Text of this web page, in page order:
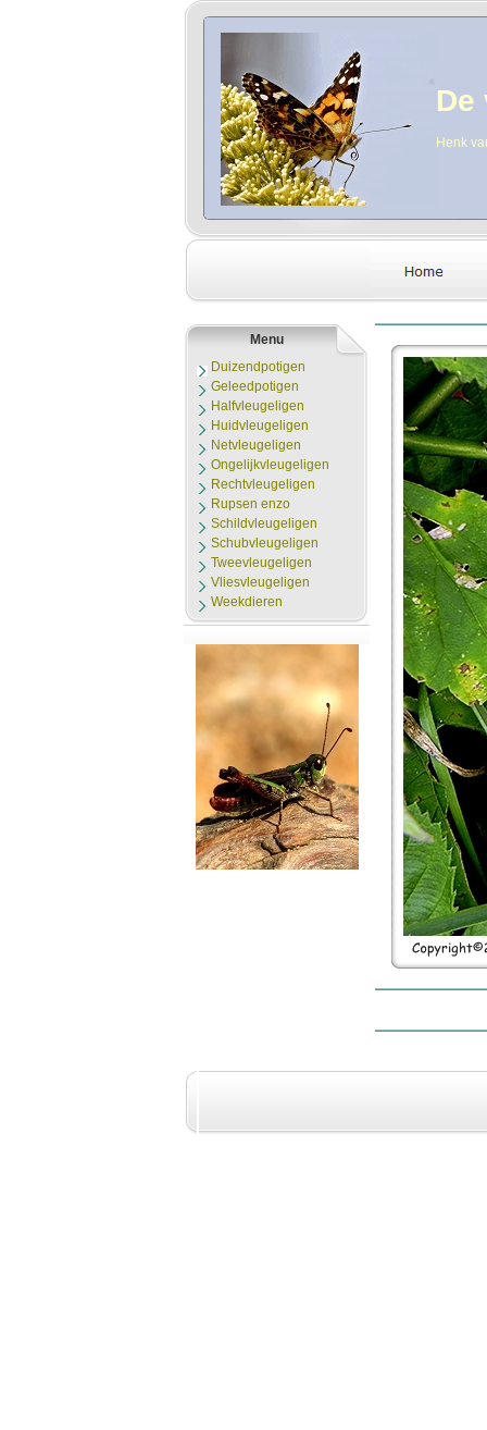
De
Henk
Menu
Duizendpotigen
Geleedpotigen
Halfvleugeligen
Huidvleugeligen
Netvleugeligen
Ongelijkvleugeligen
Rechtvleugeligen
Rupsen enzo
Schildvleugeligen
Schubvleugeligen
Tweevleugeligen
Vliesvleugeligen
Weekdieren